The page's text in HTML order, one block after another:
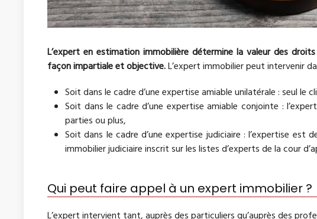
L’expert en estimation immobilière détermine la valeur des
façon impartiale et objective.L’expert immobilier peut intervenir
Soit dans le cadre d’une expertise amiable unilatérale : seul le
Soit dans le cadre d’une expertise amiable conjointe :
parties ou plus,
Soit dans le cadre d’une expertise judiciaire : l’expertise est
immobilier judiciaire inscrit sur les listes d’experts de la cour
Qui peut faire appel à un expert immobilier ?